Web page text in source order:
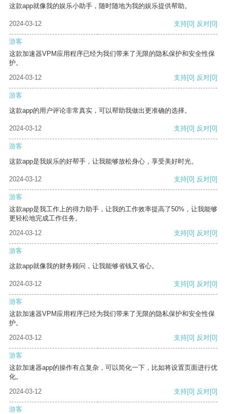
这款app就像我的娱乐小助手，随时随地为我的娱乐提供帮助。
2024-03-12 支持[0] 反对[0]
游客
这款加速器VPM应用程序已经为我们带来了无限的隐私保护和安全性保
护。
2024-03-12
支持[0] 反对[0]
游客
这款app的用户评论非常真实，可以帮助我做出更准确的选择。
2024-03-12 支持[0] 反对[0]
游客
这款app是我娱乐的好帮手，让我能够放松身心，享受美好时光。
2024-03-12 支持[0] 反对[0]
游客
这款app是我工作上的得力助手，让我的工作效率提高了50%，让我能够
更轻松地完成工作任务。
2024-03-12
支持[0] 反对[0]
游客
这款app就像我的财务顾问，让我能够省钱又省心。
2024-03-12 支持[0] 反对[0]
游客
这款加速器VPM应用程序已经为我们带来了无限的隐私保护和安全性保
护。
2024-03-12
支持[0] 反对[0]
游客
这款加速器app的操作有点复杂，可以简化一下，比如将设置页面进行优
化。
2024-03-12
支持[0] 反对[0]
游客